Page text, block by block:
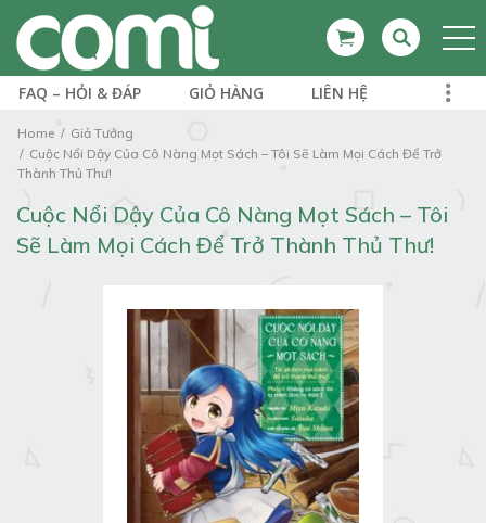
FAQ – HỎI & ĐÁP GIỎ HÀNG LIÊN HỆ
Home
Giả Tưởng
Cuộc Nổi Dậy Của Cô Nàng Mọt Sách – Tôi Sẽ Làm Mọi Cách Để Trở
Thành Thủ Thư!
Cuộc Nổi Dậy Của Cô Nàng Mọt Sách – Tôi
Sẽ Làm Mọi Cách Để Trở Thành Thủ Thư!